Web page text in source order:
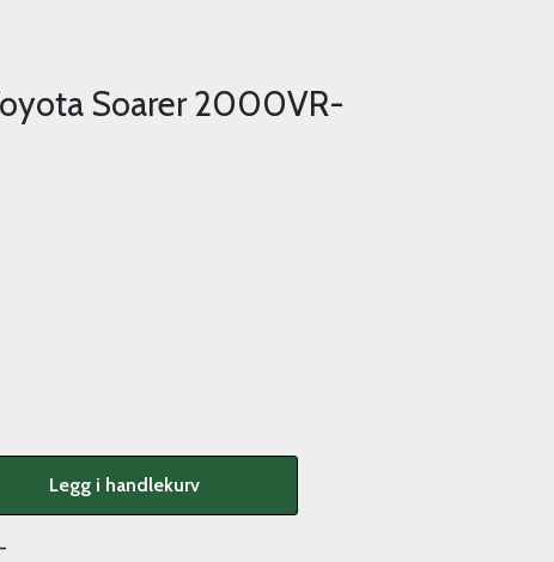
Soarer 2000VR-
Legg i handlekurv